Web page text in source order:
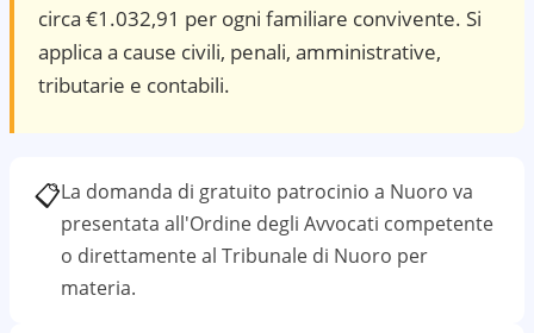
circa €1.032,91 per ogni familiare convivente. Si
applica a cause civili, penali, amministrative,
tributarie e contabili.
📋La domanda di gratuito patrocinio a Nuoro va
presentata all'Ordine degli Avvocati competente
o direttamente al Tribunale di Nuoro per
materia.